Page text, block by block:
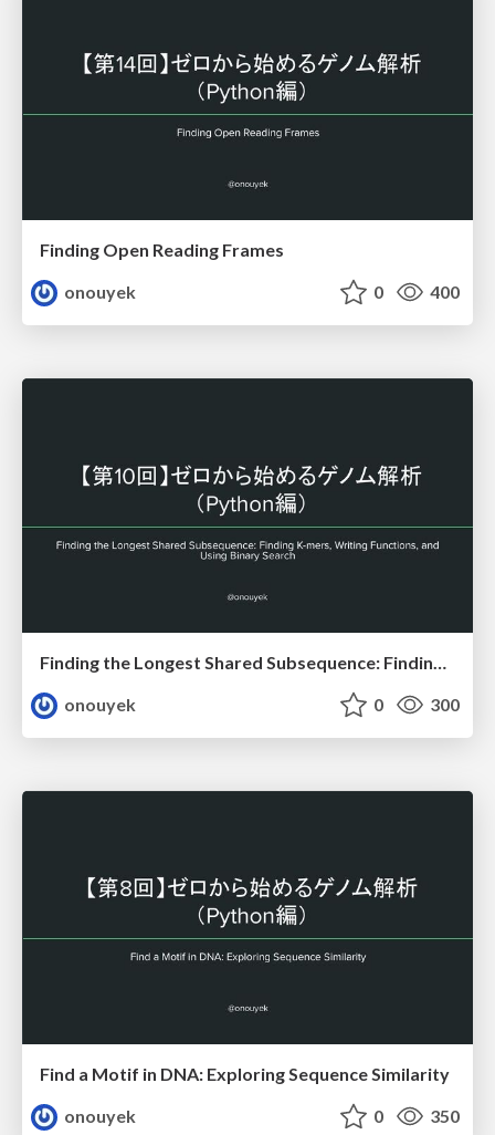
Finding Open Reading Frames
onouyek
0 400
onouyek
0 300
Find a Motif in DNA: Exploring Sequence Similarity
onouyek
0 350